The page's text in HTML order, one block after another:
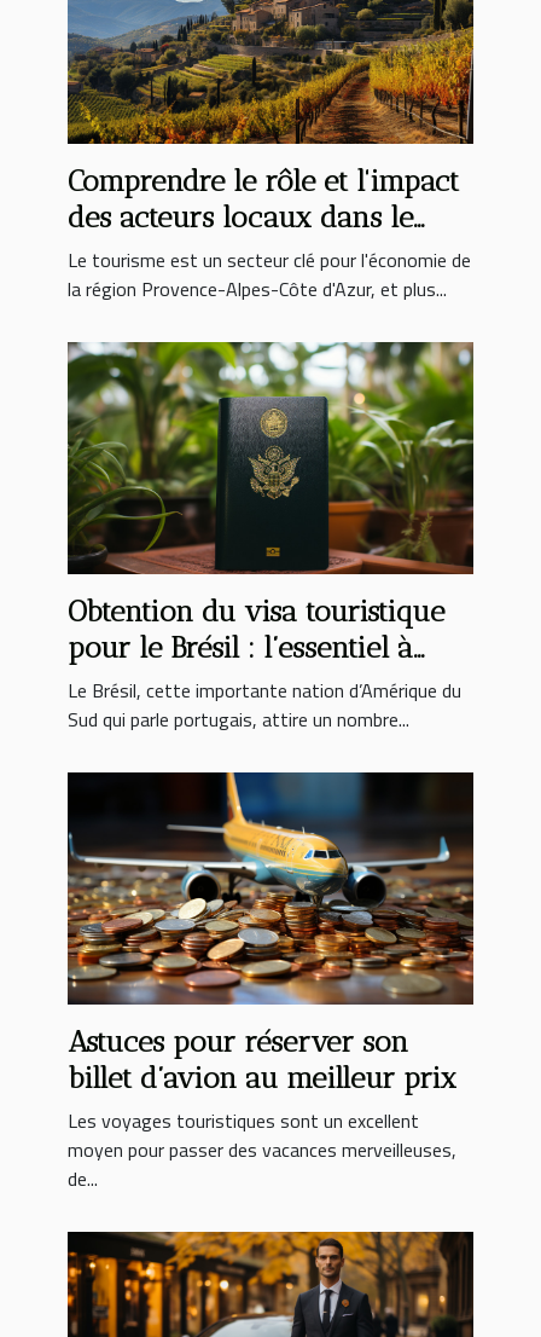
Comprendre le rôle et l'impact
des acteurs locaux dans le
développement du tourisme en
Var Provence et Côte d'Azur
Le tourisme est un secteur clé pour l'économie de
la région Provence-Alpes-Côte d'Azur, et plus...
Obtention du visa touristique
pour le Brésil : l’essentiel à
savoir
Le Brésil, cette importante nation d’Amérique du
Sud qui parle portugais, attire un nombre...
Astuces pour réserver son
billet d’avion au meilleur prix
Les voyages touristiques sont un excellent
moyen pour passer des vacances merveilleuses,
de...